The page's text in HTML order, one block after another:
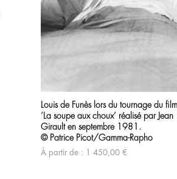
Louis de Funès lors du tournage du film
‘La soupe aux choux’ réalisé par Jean
Girault en septembre 1981.
© Patrice Picot/Gamma-Rapho
À partir de : 1 450,00 €